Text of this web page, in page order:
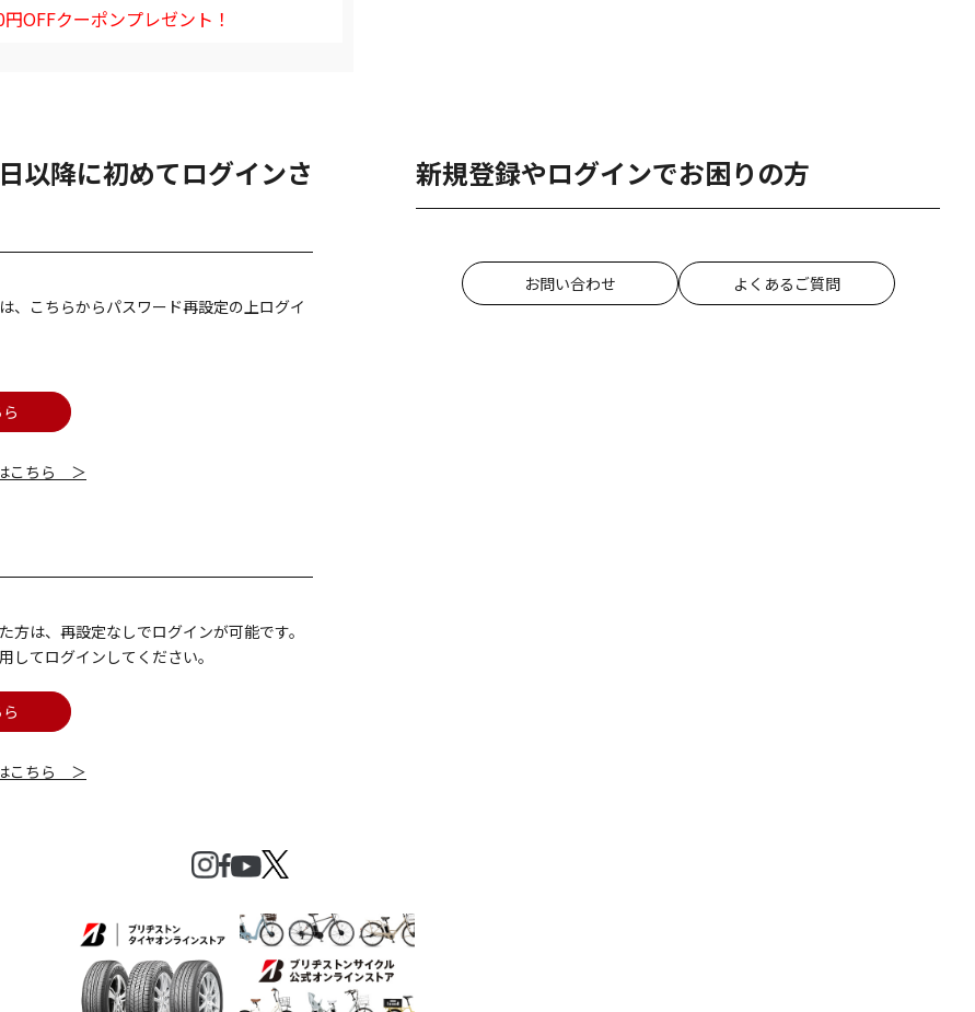
OFFクーポンプレゼント！
以降に初めてログインさ
、こちらからパスワード再設定の上ログイ
こちら ＞
は、再設定なしでログインが可能です。
してログインしてください。
こちら ＞
新規登録やログインでお困りの方
お問い合わせ よくあるご質問